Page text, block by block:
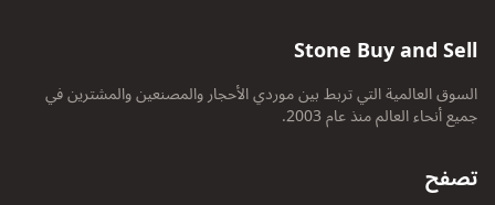
Stone Buy and Sell
السوق العالمية التي تربط بين موردي الأحجار والمصنعين والمشترين في
جميع أنحاء العالم منذ عام 2003.
تصفح